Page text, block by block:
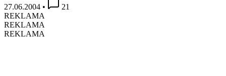
27.06.2004 •
21
REKLAMA
REKLAMA
REKLAMA